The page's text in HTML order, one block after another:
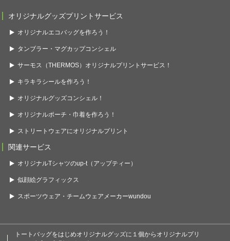
オリジナルグッズプリントサービス
オリジナルエコバッグを作ろう！
タンブラー・マグカップコンシェル
サーモス（THERMOS）オリジナルプリントサービス！
キラキラシールを作ろう！
オリジナルグッズコンシェル！
オリジナルポーチ・巾着を作ろう！
ストリートウェアにオリジナルプリント
関連サービス
オリジナルTシャツのup-t（アップティー）
似顔絵グラフィックス
スポーツウェア・チームウェアメーカーwundou
トートバッグをはじめオリジナルグッズに１個からオリジナルプリ